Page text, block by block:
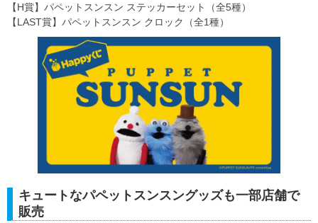
【H賞】パペットスンスン ステッカーセット（全5種）
【LAST賞】パペットスンスン クロック（全1種）
キュートなパペットスンスングッズも一部店舗で
販売